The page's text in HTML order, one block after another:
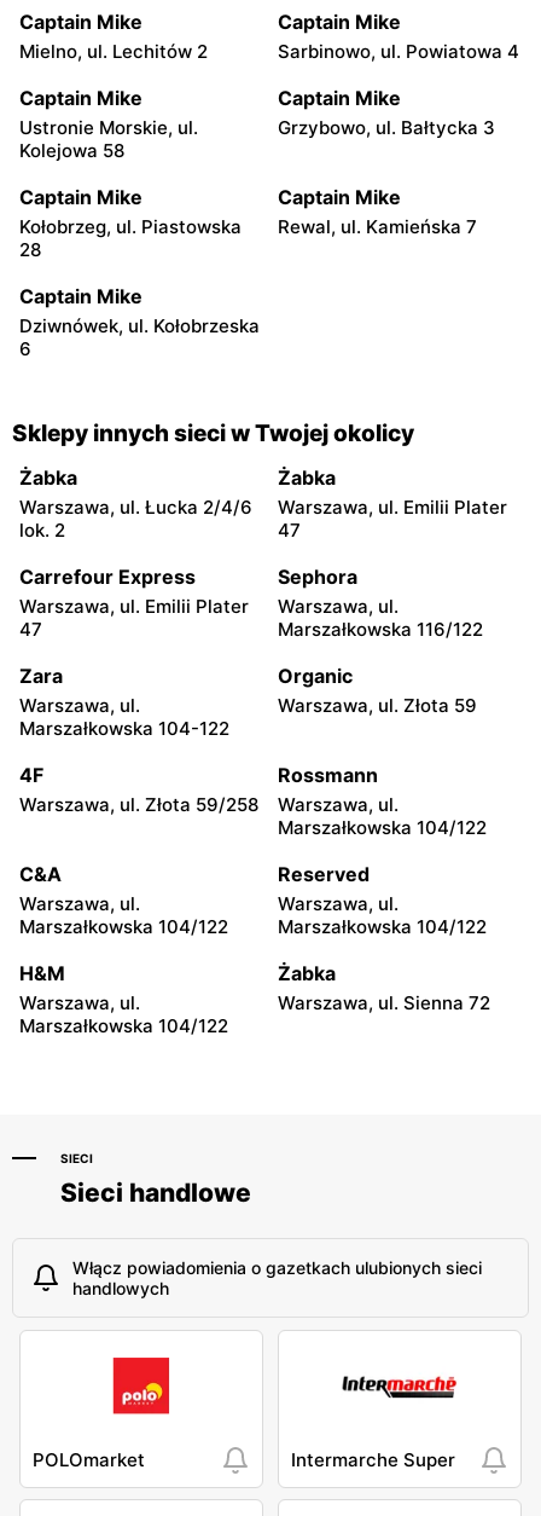
Captain Mike
Mielno, ul. Lechitów 2
Captain Mike
Sarbinowo, ul. Powiatowa 4
Captain Mike
Ustronie Morskie, ul.
Kolejowa 58
Captain Mike
Grzybowo, ul. Bałtycka 3
Captain Mike
Kołobrzeg, ul. Piastowska
28
Captain Mike
Rewal, ul. Kamieńska 7
Captain Mike
Dziwnówek, ul. Kołobrzeska
6
Sklepy innych sieci w Twojej okolicy
Żabka
Warszawa, ul. Łucka 2/4/6
lok. 2
Żabka
Warszawa, ul. Emilii Plater
47
Carrefour Express
Warszawa, ul. Emilii Plater
47
Sephora
Warszawa, ul.
Marszałkowska 116/122
Zara
Warszawa, ul.
Marszałkowska 104-122
Organic
Warszawa, ul. Złota 59
4F
Warszawa, ul. Złota 59/258
Rossmann
Warszawa, ul.
Marszałkowska 104/122
C&A
Warszawa, ul.
Marszałkowska 104/122
Reserved
Warszawa, ul.
Marszałkowska 104/122
H&M
Warszawa, ul.
Marszałkowska 104/122
Żabka
Warszawa, ul. Sienna 72
SIECI
Sieci handlowe
Włącz powiadomienia o gazetkach ulubionych sieci
handlowych
POLOmarket Intermarche Super